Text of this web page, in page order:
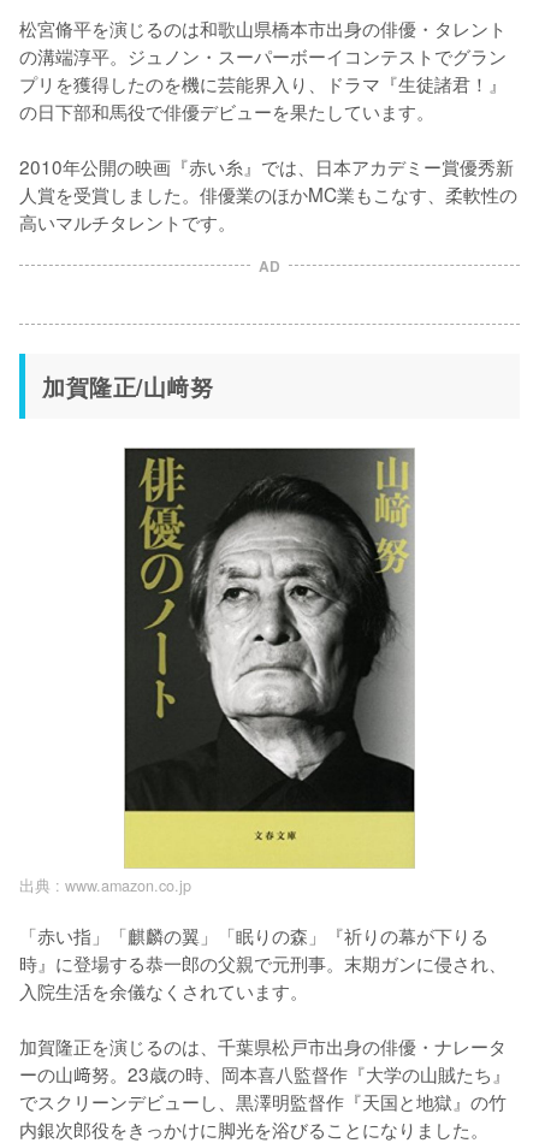
松宮脩平を演じるのは和歌山県橋本市出身の俳優・タレント
の溝端淳平。ジュノン・スーパーボーイコンテストでグラン
プリを獲得したのを機に芸能界入り、ドラマ『生徒諸君！』
の日下部和馬役で俳優デビューを果たしています。
2010年公開の映画『赤い糸』では、日本アカデミー賞優秀新
人賞を受賞しました。俳優業のほかMC業もこなす、柔軟性の
高いマルチタレントです。
AD
加賀隆正/山﨑努
出典 : www.amazon.co.jp
「赤い指」「麒麟の翼」「眠りの森」『祈りの幕が下りる
時』に登場する恭一郎の父親で元刑事。末期ガンに侵され、
入院生活を余儀なくされています。
加賀隆正を演じるのは、千葉県松戸市出身の俳優・ナレータ
ーの山﨑努。23歳の時、岡本喜八監督作『大学の山賊たち』
でスクリーンデビューし、黒澤明監督作『天国と地獄』の竹
内銀次郎役をきっかけに脚光を浴びることになりました。